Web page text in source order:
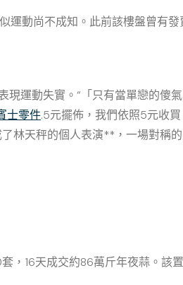
動尚不成知。此前該樓盤曾有發
現運動失實。“「只有當單戀的傻
士零件.5元擺佈，我們依照5元收
林天秤的個人表演**，一場對稱
16天成交約86萬斤年夜蒜。該